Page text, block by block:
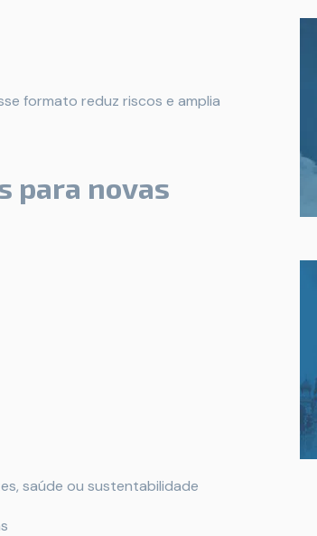
formato reduz riscos e amplia
para novas
saúde ou sustentabilidade